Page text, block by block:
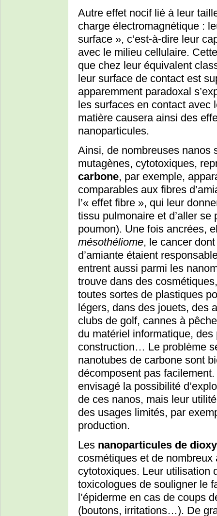
Autre effet nocif lié à leur
charge électromagnétique :
surface », c’est-à-dire leur
avec le milieu cellulaire.
que chez leur équivalent
leur surface de contact est
apparemment paradoxal
les surfaces en contact avec
matière causera ainsi des
nanoparticules.
Ainsi, de nombreuses nanos
mutagènes, cytotoxiques,
carbone, par exemple,
comparables aux fibres
l’« effet fibre », qui leur
tissu pulmonaire et d’aller se
poumon). Une fois ancrées,
mésothéliome, le cancer
d’amiante étaient
entrent aussi parmi les
trouve dans des
toutes sortes de plastiques
légers, dans des jouets, des
clubs de golf, cannes à
du matériel informatique,
construction… Le problème
nanotubes de carbone sont
décomposent pas
envisagé la possibilité
de ces nanos, mais leur
des usages limités, par
production.
Les nanoparticules de
cosmétiques et de
cytotoxiques. Leur utilisation
toxicologues de souligner le
l’épiderme en cas de coups
(boutons, irritations…). De